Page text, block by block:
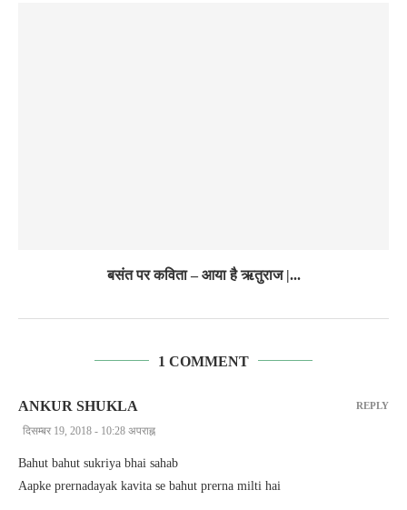
बसंत पर कविता – आया है ऋतुराज |...
1 COMMENT
ANKUR SHUKLA
दिसम्बर 19, 2018 - 10:28 अपराह्न
Bahut bahut sukriya bhai sahab
Aapke prernadayak kavita se bahut prerna milti hai
REPLY